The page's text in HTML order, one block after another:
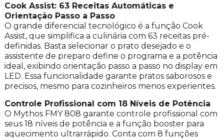
Cook Assist: 63 Receitas Automáticas e
Orientação Passo a Passo
O grande diferencial tecnológico é a função Cook
Assist, que simplifica a culinária com 63 receitas pré-
definidas. Basta selecionar o prato desejado e o
assistente de preparo define o programa e a potência
ideal, exibindo orientação passo a passo no display em
LED. Essa funcionalidade garante pratos saborosos e
precisos, mesmo para cozinheiros menos experientes.
Controle Profissional com 18 Níveis de Potência
O Mythos FMY 808 garante controle profissional com
seus 18 níveis de potência e a função booster para
aquecimento ultrarrápido. Conta com 8 funções